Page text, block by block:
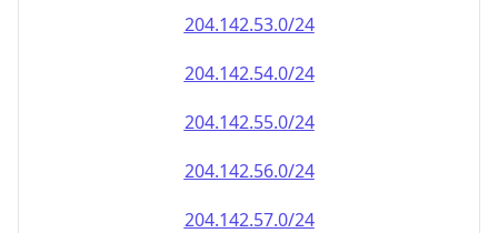
204.142.53.0/24
204.142.54.0/24
204.142.55.0/24
204.142.56.0/24
204.142.57.0/24